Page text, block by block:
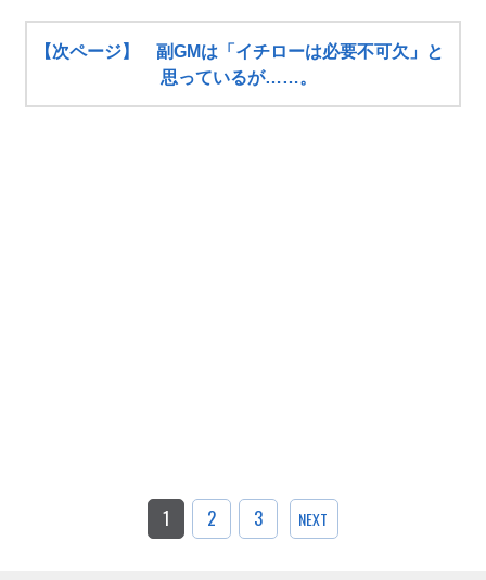
【次ページ】 副GMは「イチローは必要不可欠」と
思っているが……。
1 2 3 NEXT